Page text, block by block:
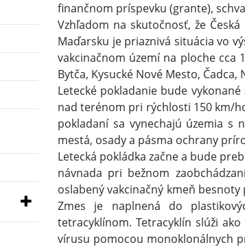
finančnom príspevku (grante),
Vzhľadom na skutočnosť, že
Maďarsku je priaznivá situácia vo
vakcinačnom území na ploche cca
Bytča, Kysucké Nové Mesto,
Letecké pokladanie bude
nad terénom pri rýchlosti 150 km/
pokladaní sa vynechajú územia s
mestá, osady a pásma ochrany
Letecká pokládka začne a bude
návnada pri bežnom
oslabený vakcinačný kmeň
Zmes je naplnená do
tetracyklínom. Tetracyklín slúži
vírusu pomocou monoklonálnych